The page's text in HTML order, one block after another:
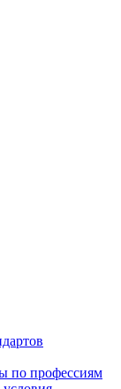
по профессиям